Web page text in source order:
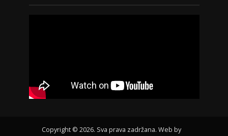
Copyright © 2026. Sva prava zadržana. Web by